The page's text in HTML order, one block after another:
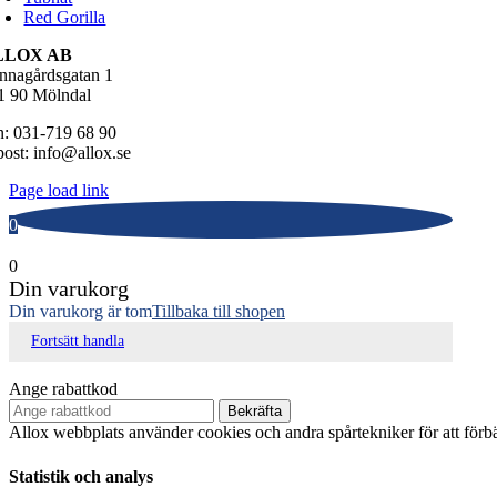
Red Gorilla
AB
1
90 Mölndal
031-719 68 90
info@allox.se
Page load link
0
0
Din varukorg
Din varukorg är tomTillbaka till shopen
Fortsätt handla
Ange rabattkod
Bekräfta
Allox webbplats använder cookies och andra spårtekniker för att
Statistik och analys